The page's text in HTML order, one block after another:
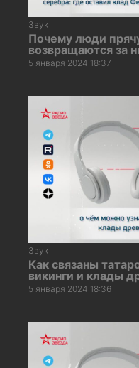
Звук
Почему люди
возвращаются за
5 января 2024 18:37
Звук
Как связаны
викинги и клады
5 января 2024 18:36